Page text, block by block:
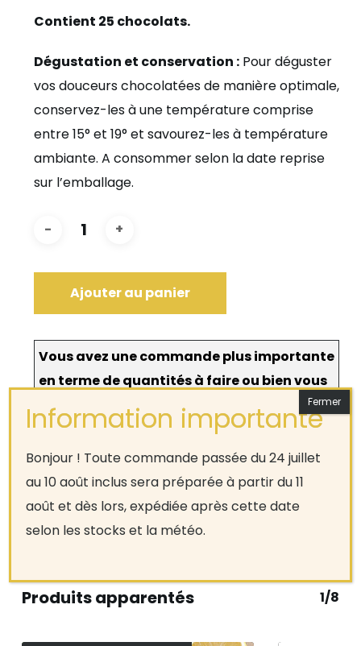
Contient 25 chocolats.
Dégustation et conservation :Pour déguster
vos douceurs chocolatées de manière optimale,
conservez-les à une température comprise
entre 15° et 19° et savourez-les à température
ambiante. A consommer selon la date reprise
sur l’emballage.
Ajouter au panier
Vous avez une commande plus importante
en terme de quantités à faire ou bien vous
désirez une commande entreprise ?
N’hésitez pas àcontacter le magasin pour une
commande sur mesure.
Produits apparentés 1/8
Bonjour ! Toute commande passée du 24 juillet
au 10 août inclus sera préparée à partir du 11
août et dès lors, expédiée après cette date
selon les stocks et la météo.